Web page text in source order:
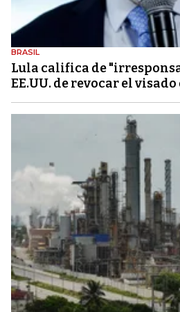
BRASIL
Lula califica de
EE.UU. de revocar el